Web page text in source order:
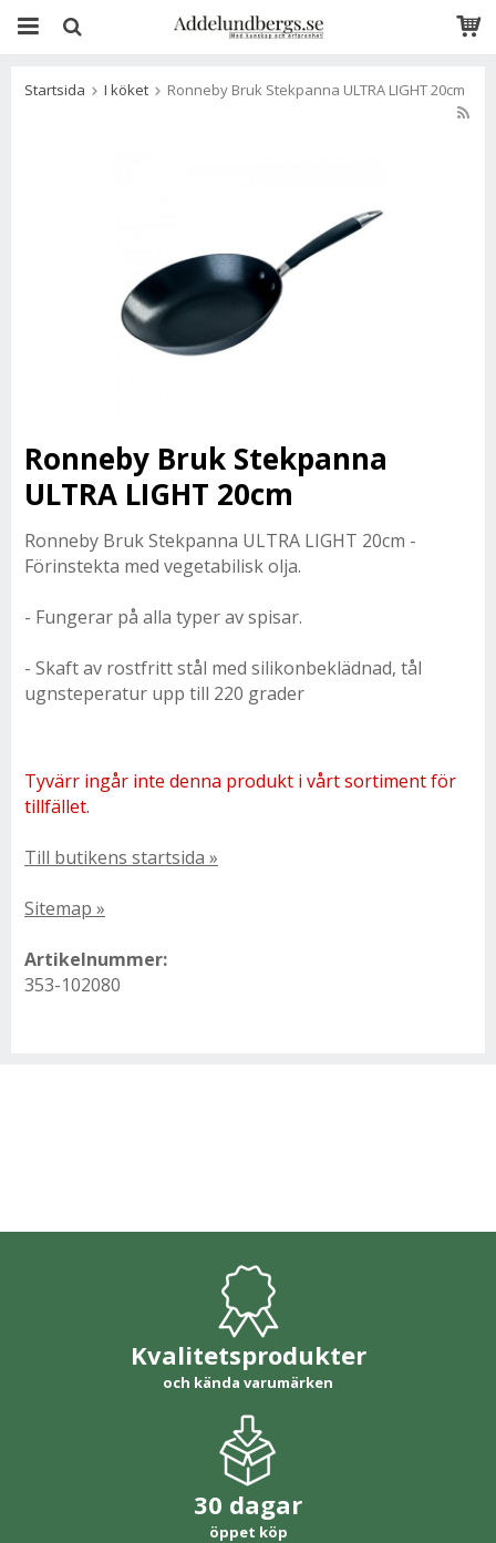
Startsida I köket Ronneby Bruk Stekpanna ULTRA LIGHT 20cm
Ronneby Bruk Stekpanna
ULTRA LIGHT 20cm
Ronneby Bruk Stekpanna ULTRA LIGHT 20cm -
Förinstekta med vegetabilisk olja.
- Fungerar på alla typer av spisar.
- Skaft av rostfritt stål med silikonbeklädnad, tål
ugnsteperatur upp till 220 grader
Tyvärr ingår inte denna produkt i vårt sortiment för
tillfället.
Till butikens startsida »
Sitemap »
Artikelnummer:
353-102080
Kvalitetsprodukter
och kända varumärken
30 dagar
öppet köp